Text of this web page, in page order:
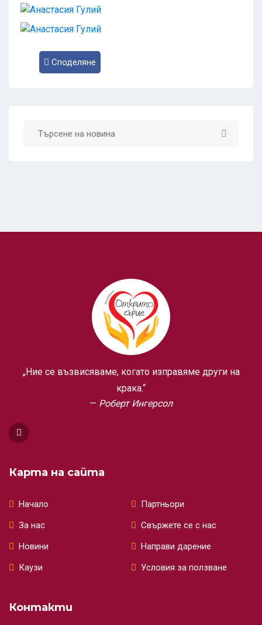
Споделяне
„Ние се възвисяваме, когато изправяме други на
крака.“
Роберт Ингерсол
Карта на сайта
Начало
За нас
Новини
Каузи
Партньори
Свържете се с нас
Направи дарение
Условия за ползване
Контакти